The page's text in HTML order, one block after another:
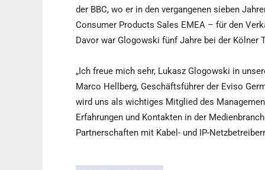
der BBC, wo er in den vergangenen sieben
Consumer Products Sales EMEA – für den
Davor war Glogowski fünf Jahre bei der Kölner
„Ich freue mich sehr, Lukasz Glogowski in
Marco Hellberg, Geschäftsführer der Eviso
wird uns als wichtiges Mitglied des
Erfahrungen und Kontakten in der
Partnerschaften mit Kabel- und IP-